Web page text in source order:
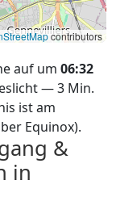
contributors
auf um 06:32
— 3 Min.
ist am
Equinox).
&
in